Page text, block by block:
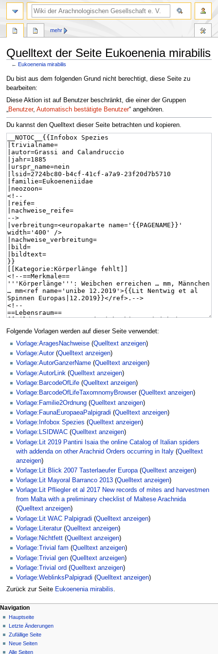
Quelltext der Seite Eukoenenia mirabilis
←Eukoenenia mirabilis
Zur
Navigation
springen
Zur
Suche
springen
Du bist aus dem folgenden Grund nicht berechtigt, diese Seite zu
bearbeiten:
Diese Aktion ist auf Benutzer beschränkt, die einer der Gruppen
„Benutzer, Automatisch bestätigte Benutzer“ angehören.
Du kannst den Quelltext dieser Seite betrachten und kopieren.
Folgende Vorlagen werden auf dieser Seite verwendet:
Vorlage:AragesNachweise (Quelltext anzeigen)
Vorlage:Autor(Quelltext anzeigen)
Vorlage:AutorGanzerName (Quelltext anzeigen)
Vorlage:AutorLink (Quelltext anzeigen)
Vorlage:BarcodeOfLife (Quelltext anzeigen)
Vorlage:BarcodeOfLifeTaxomnomyBrowser(Quelltext anzeigen)
Vorlage:Familie2Ordnung (Quelltext anzeigen)
Vorlage:FaunaEuropaeaPalpigradi (Quelltext anzeigen)
Vorlage:Infobox Spezies (Quelltext anzeigen)
Vorlage:LSIDWAC (Quelltext anzeigen)
Vorlage:Lit 2019 Pantini Isaia the online Catalog of Italian spiders
with addenda on other Arachnid Orders occurring in Italy (Quelltext
anzeigen)
Vorlage:Lit Blick 2007 Tasterlaeufer Europa(Quelltext anzeigen)
Vorlage:Lit Mayoral Barranco 2013 (Quelltext anzeigen)
Vorlage:Lit Pfliegler et al 2017 New records of mites and harvestmen
from Malta with a preliminary checklist of Maltese Arachnida
(Quelltext anzeigen)
Vorlage:Lit WAC Palpigradi (Quelltext anzeigen)
Vorlage:Literatur(Quelltext anzeigen)
Vorlage:Nichtfett (Quelltext anzeigen)
Vorlage:Trivial fam (Quelltext anzeigen)
Vorlage:Trivial gen (Quelltext anzeigen)
Vorlage:Trivial ord (Quelltext anzeigen)
Vorlage:WeblinksPalpigradi (Quelltext anzeigen)
Zurück zur Seite Eukoenenia mirabilis.
mehr
Navigation
Hauptseite
Letzte Änderungen
Zufällige Seite
Neue Seiten
Alle Seiten